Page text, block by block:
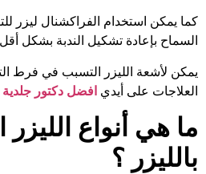
كما يمكن استخدام الفراكشنال ليزر
السماح بإعادة تشكيل الندبة بشكل
يمكن لأشعة الليزر التسبب في فرط
العلاجات على أيدي افضل دكتور جلدية
ما هي أنواع
بالليزر ؟